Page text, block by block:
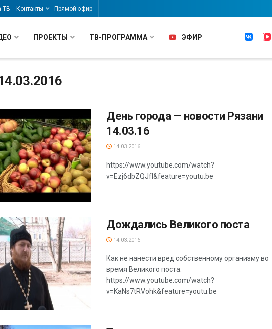
ТВ Контакты Прямой эфир
ПРОЕКТЫ ТВ-ПРОГРАММА ЭФИР
День города — новости Рязани
14.03.16
14.03.2016
https://www.youtube.com/watch?
v=Ezj6dbZQJfI&feature=youtu.be
Дождались Великого поста
14.03.2016
Как не нанести вред собственному организму во
время Великого поста.
https://www.youtube.com/watch?
v=KaNs7tRVohk&feature=youtu.be